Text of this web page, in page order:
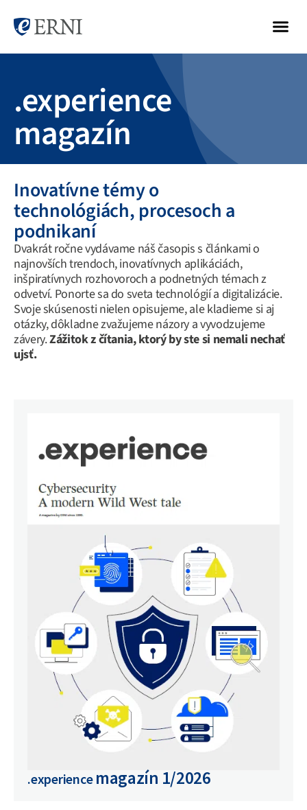
.experience
magazín
Inovatívne témy o
technológiách, procesoch a
podnikaní
Dvakrát ročne vydávame náš časopis s článkami o
najnovších trendoch, inovatívnych aplikáciách,
inšpiratívnych rozhovoroch a podnetných témach z
odvetví. Ponorte sa do sveta technológií a digitalizácie.
Svoje skúsenosti nielen opisujeme, ale kladieme si aj
otázky, dôkladne zvažujeme názory a vyvodzujeme
závery.Zážitok z čítania, ktorý by ste si nemali nechať
ujsť.
.experience magazín 1/2026